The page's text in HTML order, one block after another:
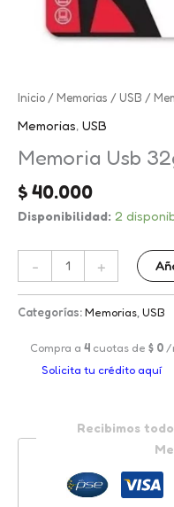
Inicio / Memorias / USB /
Memorias, USB
Memoria Usb
$40.000
Disponibilidad: 2
-
Memoria
Kingston
cantidad
+
Categorías:Memorias USB
Compra a4 cuotas de$ 0 /
Solicita tu crédito aquí
Recibimos